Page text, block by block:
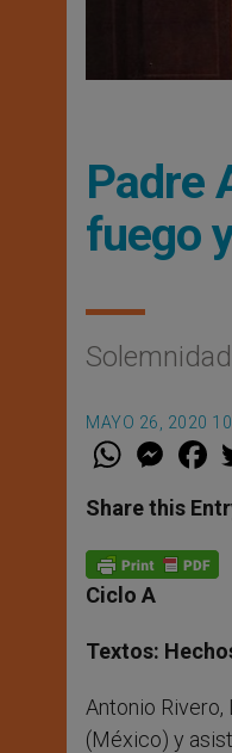
Padre
fuego
MAYO 26, 2020
W
t
s
p
p
M
e
s
e
g
e
F
a
e
b
o
k
Share this
Ciclo A
Textos:
Antonio
(México) y